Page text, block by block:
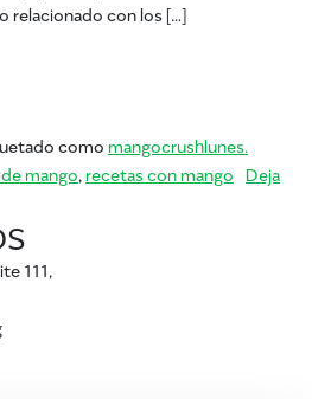
relacionado con los […]
como mangocrushlunes.
mango, recetas con mango Deja
111,